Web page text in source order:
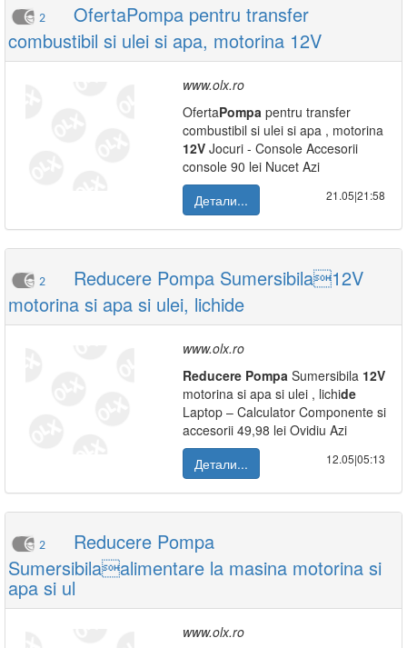
2
OfertaPompa pentru transfer
combustibil si ulei si apa, motorina 12V
www.olx.ro
OfertaPompa pentru transfer
combustibil si ulei si apa , motorina
12V Jocuri - Console Accesorii
console 90 lei Nucet Azi
Детали...
21.05|21:58
2
Reducere Pompa Sumersibila12V
motorina si apa si ulei, lichide
www.olx.ro
Reducere Pompa Sumersibila 12V
motorina si apa si ulei , lichide
Laptop – Calculator Componente si
accesorii 49,98 lei Ovidiu Azi
Детали...
12.05|05:13
2
Reducere Pompa
Sumersibilaalimentare la masina motorina si
apa si ul
www.olx.ro